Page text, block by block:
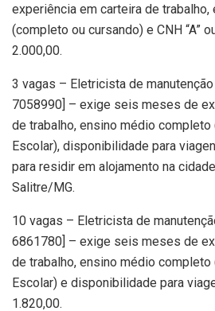
experiência em carteira de trabalho,
(completo ou cursando) e CNH “A”
2.000,00.
3 vagas – Eletricista de
7058990] – exige seis meses de
de trabalho, ensino médio
Escolar), disponibilidade para
para residir em alojamento na
Salitre/MG.
10 vagas – Eletricista de
6861780] – exige seis meses de
de trabalho, ensino médio
Escolar) e disponibilidade para
1.820,00.